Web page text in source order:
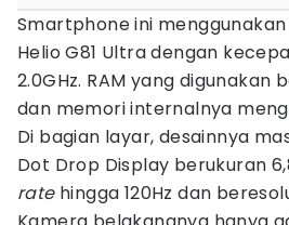
Smartphone ini
Helio G81 Ultra dengan
2.0GHz. RAM yang digunakan
dan memori internalnya
Di bagian layar, desainnya
Dot Drop Display berukuran
rate hingga 120Hz dan